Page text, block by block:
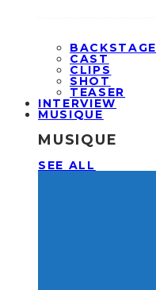
BACKSTAGE
CAST
CLIPS
SHOT
TEASER
INTERVIEW
MUSIQUE
MUSIQUE
SEE ALL